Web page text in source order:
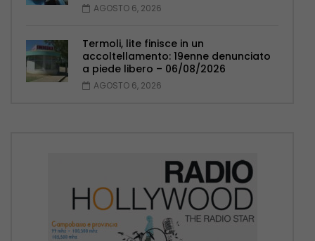
AGOSTO 6, 2026
Termoli, lite finisce in un
accoltellamento: 19enne denunciato
a piede libero – 06/08/2026
AGOSTO 6, 2026